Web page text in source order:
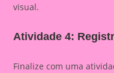
visual.
Atividade 4:
Finalize com uma